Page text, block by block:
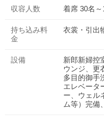
収容人数 着席 30名
持ち込み料
金
衣裳・引出
設備
新郎新婦控
ウンジ、更
多目的御手
エレベータ
ー、ウェル
ム等）完備